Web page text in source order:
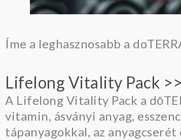
Íme a leghasznosabb a
Lifelong Vitality Pack >>
A Lifelong Vitality Pack a
vitamin, ásványi anyag,
tápanyagokkal, az